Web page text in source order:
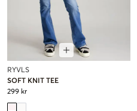
RYVLS
SOFT KNIT TEE
299 kr